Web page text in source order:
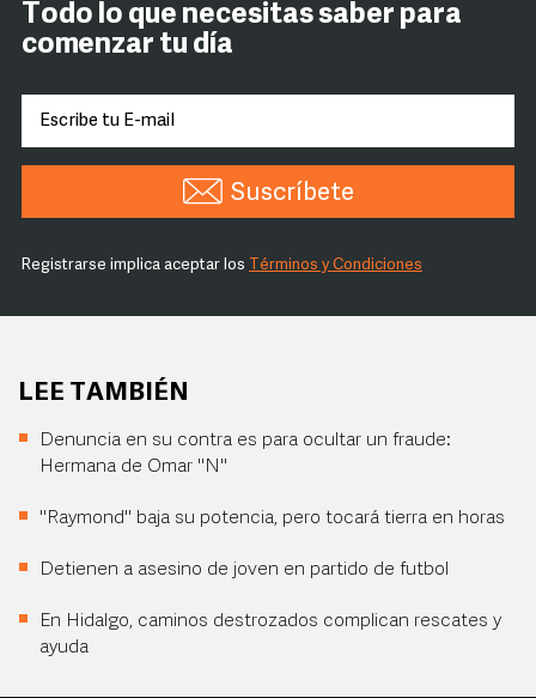
Todo lo que necesitas saber para
comenzar tu día
Suscríbete
Registrarse implica aceptar los Términos y Condiciones
LEE TAMBIÉN
Denuncia en su contra es para ocultar un fraude:
Hermana de Omar "N"
"Raymond" baja su potencia, pero tocará tierra en horas
Detienen a asesino de joven en partido de futbol
En Hidalgo, caminos destrozados complican rescates y
ayuda